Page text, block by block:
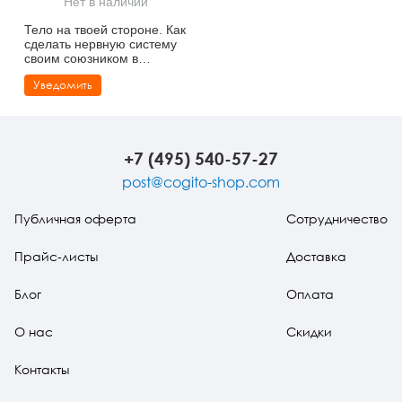
Сказкотерапия
Другие направления психотерапии
Психофизиология
Социальная психология
Учебная литература
Классический и юнгианский психоанализ
Тело на твоей стороне. Как
сделать нервную систему
своим союзником в
достижении спокойствия
Уведомить
+7 (495) 540-57-27
post@cogito-shop.com
Публичная оферта
Прайс-листы
Блог
О нас
Контакты
Сотрудничество
Доставка
Оплата
Скидки